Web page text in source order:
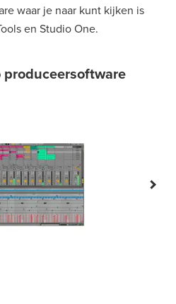
waar je naar kunt kijken is
en Studio One.
produceersoftware